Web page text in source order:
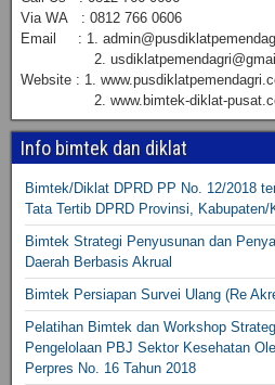
Via WA : 0812 766 0606
Email : 1.
2.
Website : 1.
2. www.bimtek-diklat-
Info bimtek dan diklat
Bimtek/Diklat DPRD PP No. 12/2018
Tata Tertib DPRD Provinsi, Kabupaten/
Bimtek Strategi Penyusunan dan
Daerah Berbasis Akrual
Bimtek Persiapan Survei Ulang (Re
Pelatihan Bimtek dan Workshop
Pengelolaan PBJ Sektor Kesehatan
Perpres No. 16 Tahun 2018